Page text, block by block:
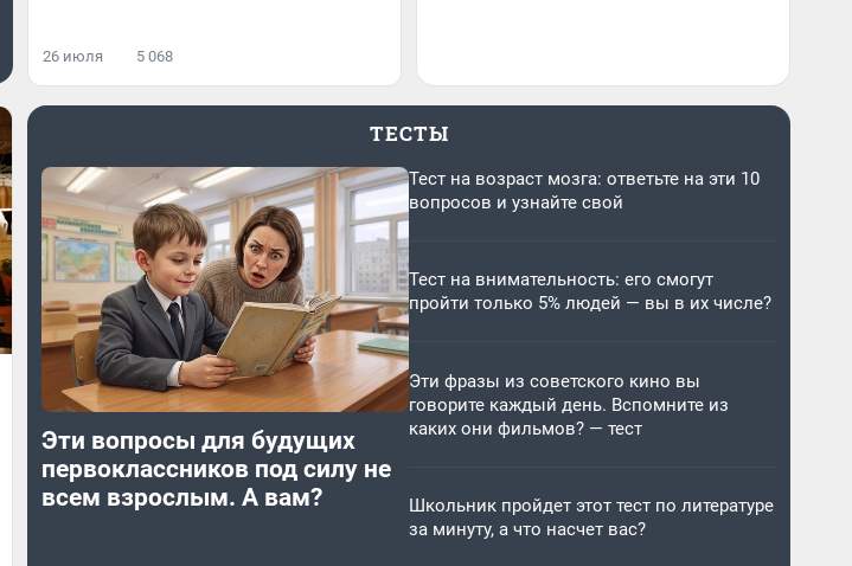
26 июля 5 068
ТЕСТЫ
Эти вопросы для будущих
первоклассников под силу не
всем взрослым. А вам?
Тест на возраст мозга: ответьте на эти 10
вопросов и узнайте свой
Тест на внимательность: его смогут
пройти только 5% людей — вы в их числе?
Эти фразы из советского кино вы
говорите каждый день. Вспомните из
каких они фильмов? — тест
Школьник пройдет этот тест по литературе
за минуту, а что насчет вас?